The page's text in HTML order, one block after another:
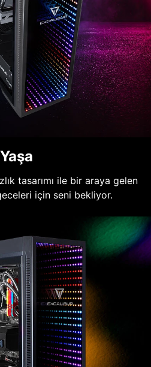
tasarımı ile bir araya gelen
için seni bekliyor.